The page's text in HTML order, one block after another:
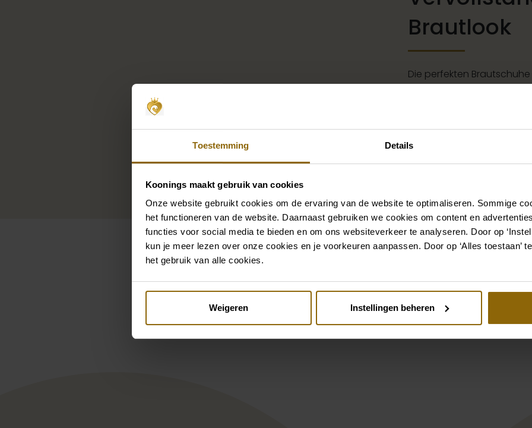
Toestemming Details
Koonings maakt gebruik van cookies
Onze website gebruikt cookies om de ervaring van de website te optimaliseren. Sommige
het functioneren van de website. Daarnaast gebruiken we cookies om content en
functies voor social media te bieden en om ons websiteverkeer te analyseren. Door op
kun je meer lezen over onze cookies en je voorkeuren aanpassen. Door op ‘Alles toestaan’
het gebruik van alle cookies.
Weigeren Instellingen beheren
Brautlook
Die perfekten
komplett. In unserem
Zu den Accessoires
Poirier JE-75200
Pinterest
Poirier T-75427 Bandeau|Blumen|Yvette
Pinterest
Poirier CB-